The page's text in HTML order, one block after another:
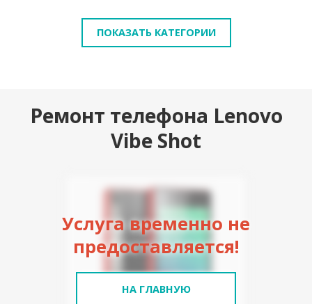
ПОКАЗАТЬ КАТЕГОРИИ
Ремонт телефона Lenovo
Vibe Shot
Услуга временно не
предоставляется!
НА ГЛАВНУЮ